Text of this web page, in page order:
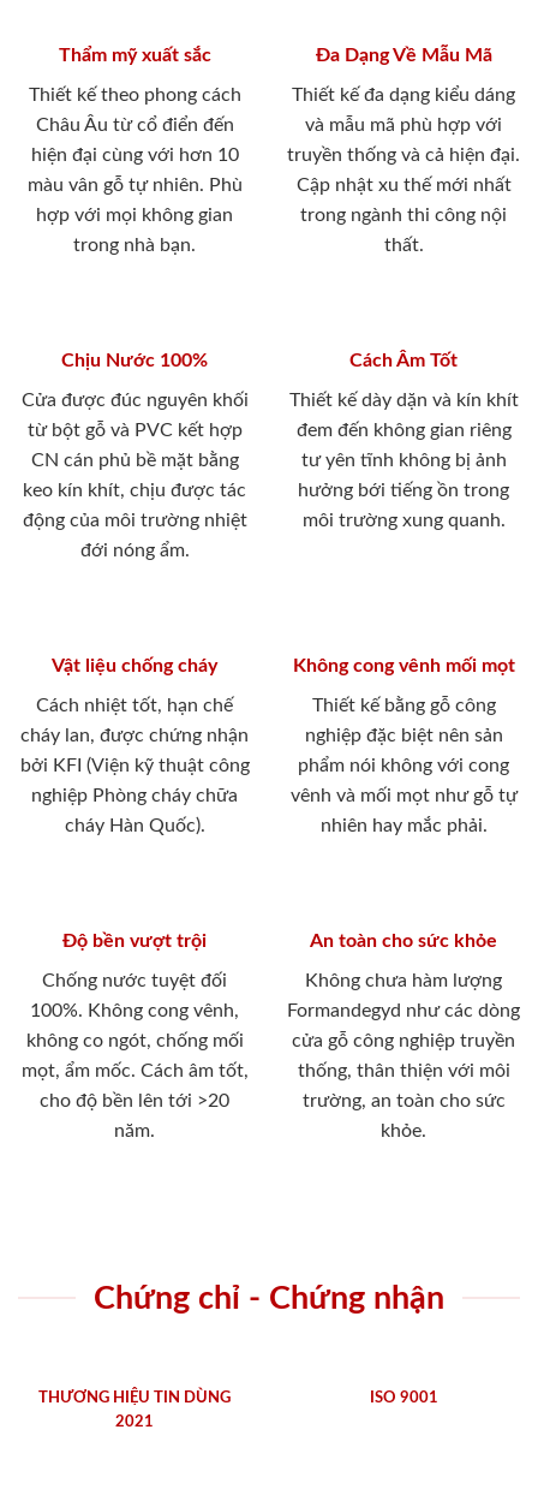
Thẩm mỹ xuất sắc
Thiết kế theo phong cách
Châu Âu từ cổ điển đến
hiện đại cùng với hơn 10
màu vân gỗ tự nhiên. Phù
hợp với mọi không gian
trong nhà bạn.
Đa Dạng Về Mẫu Mã
Thiết kế đa dạng kiểu dáng
và mẫu mã phù hợp với
truyền thống và cả hiện đại.
Cập nhật xu thế mới nhất
trong ngành thi công nội
thất.
Chịu Nước 100%
Cửa được đúc nguyên khối
từ bột gỗ và PVC kết hợp
CN cán phủ bề mặt bằng
keo kín khít, chịu được tác
động của môi trường nhiệt
đới nóng ẩm.
Cách Âm Tốt
Thiết kế dày dặn và kín khít
đem đến không gian riêng
tư yên tĩnh không bị ảnh
hưởng bới tiếng ồn trong
môi trường xung quanh.
Vật liệu chống cháy
Cách nhiệt tốt, hạn chế
cháy lan, được chứng nhận
bởi KFI (Viện kỹ thuật công
nghiệp Phòng cháy chữa
cháy Hàn Quốc).
Không cong vênh mối mọt
Thiết kế bằng gỗ công
nghiệp đặc biệt nên sản
phẩm nói không với cong
vênh và mối mọt như gỗ tự
nhiên hay mắc phải.
Độ bền vượt trội
Chống nước tuyệt đối
100%. Không cong vênh,
không co ngót, chống mối
mọt, ẩm mốc. Cách âm tốt,
cho độ bền lên tới >20
năm.
An toàn cho sức khỏe
Không chưa hàm lượng
Formandegyd như các dòng
cửa gỗ công nghiệp truyền
thống, thân thiện với môi
trường, an toàn cho sức
khỏe.
Chứng chỉ - Chứng nhận
THƯƠNG HIỆU TIN DÙNG
2021
ISO 9001